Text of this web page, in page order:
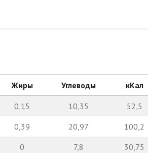
Жиры Углеводы кКал
0,15 10,35
52,5
0,39 20,97
100,2
0 7,8
30,75